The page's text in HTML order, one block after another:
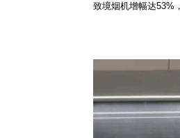
致境烟机增幅达53%